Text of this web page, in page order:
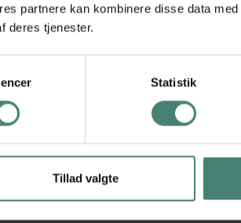
partnere kan kombinere disse data
deres tjenester.
Statistik
Tillad valgte
mindre. Jo mindre du siger, des
til min. 25 minutter.
Du skal fra aflevering af
mundtlige eksamen være blevet
nyt materiale (en artikel, et billede,